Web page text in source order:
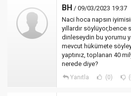
BH / 09/03/2023 19:37
Naci hoca napsın
yıllardır
dinleseydin bu yorumu
mevcut hükümete
yaptınız, toplanan 40
nerede diye?
Yanıtla (0)